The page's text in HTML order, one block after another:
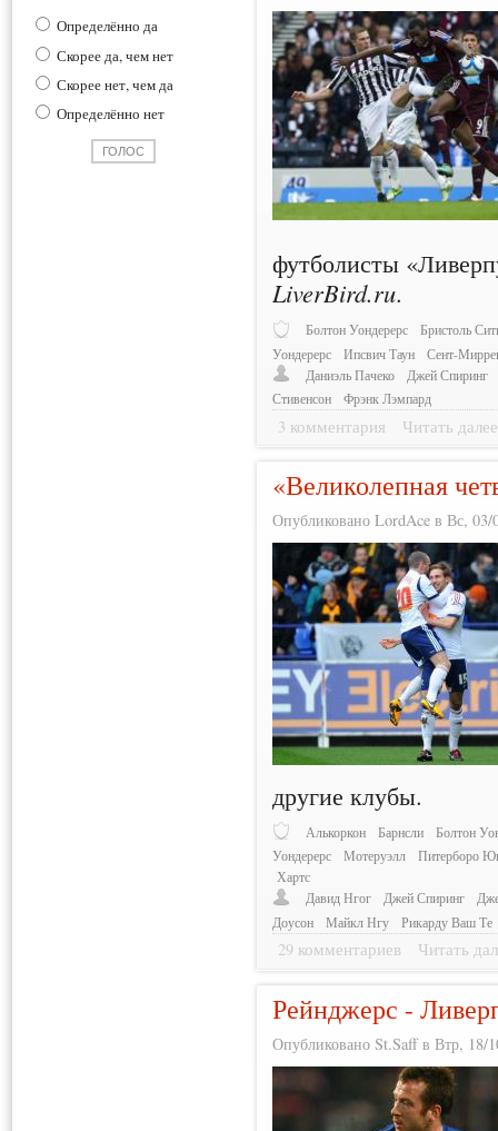
Определённо да
Скорее да, чем нет
Скорее нет, чем да
Определённо нет
футболисты
LiverBird.ru.
Болтон Уондерерс
Бристоль
Уондерерс
Ипсвич Таун
Сент-
Даниэль Пачеко
Джей Спиринг
Стивенсон
Фрэнк Лэмпард
3 комментария Читать далее
«Великолепная
Опубликовано LordAce в Вс, 03/
другие клубы.
Алькоркон Барнсли
Болтон
Уондерерс
Мотеруэлл
Питерборо
Хартс
Давид Нгог
Джей Спиринг
Доусон
Майкл Нгу Рикарду Ваш Те
29 комментариев Читать
Рейнджерс -
Опубликовано St.Saff в Втр, 18/